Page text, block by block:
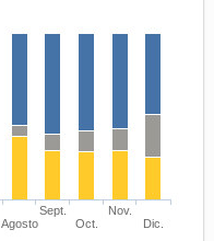
Agosto
Sept.
Oct.
Nov.
Dic.